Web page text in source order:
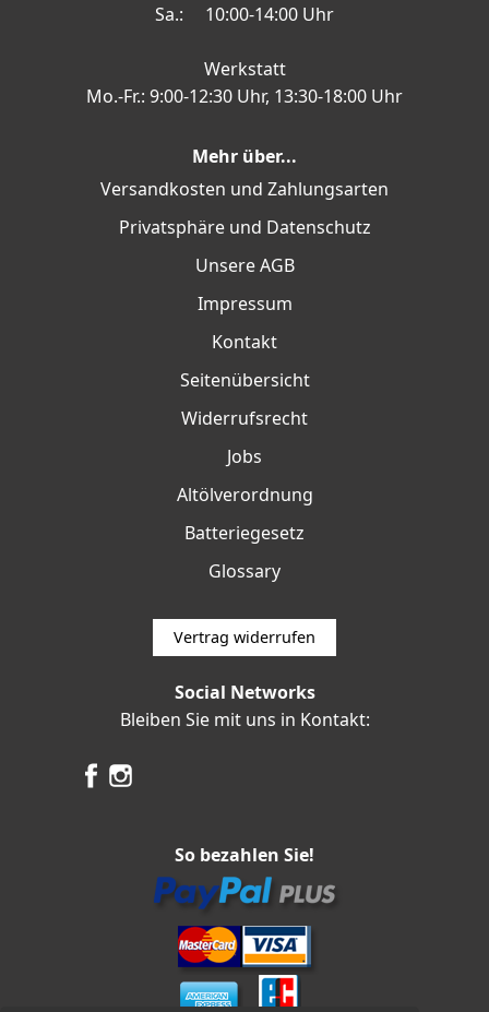
Sa.: 10:00-14:00 Uhr
Werkstatt
Mo.-Fr.: 9:00-12:30 Uhr, 13:30-18:00 Uhr
Mehr über...
Versandkosten und Zahlungsarten
Privatsphäre und Datenschutz
Unsere AGB
Impressum
Kontakt
Seitenübersicht
Widerrufsrecht
Jobs
Altölverordnung
Batteriegesetz
Glossary
Vertrag widerrufen
Social Networks
Bleiben Sie mit uns in Kontakt:
So bezahlen Sie!